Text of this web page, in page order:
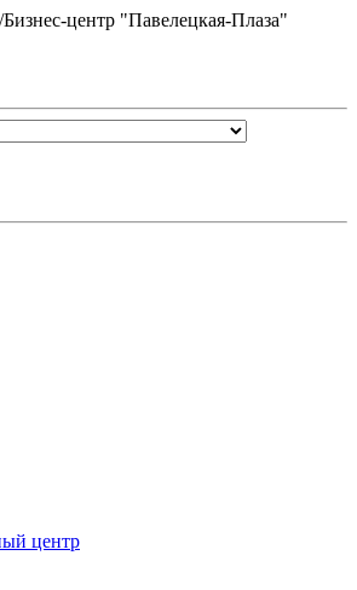
/Бизнес-центр "Павелецкая-Плаза"
центр